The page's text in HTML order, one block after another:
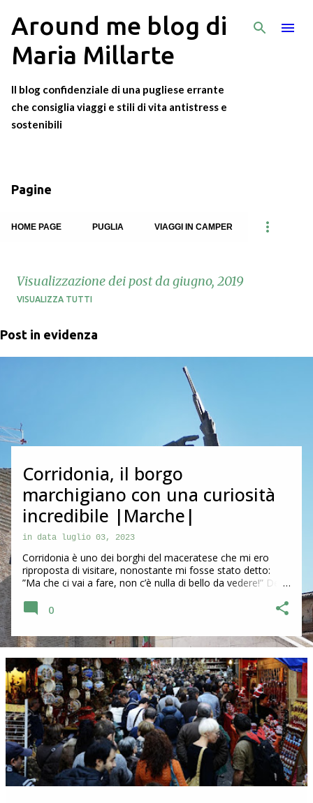
Passa ai contenuti principali
Around me blog di
Maria Millarte
Il blog confidenziale di una pugliese errante
che consiglia viaggi e stili di vita antistress e
sostenibili
Pagine
HOME PAGE PUGLIA VIAGGI IN CAMPER
Visualizzazione dei post da giugno, 2019
VISUALIZZA TUTTI
Post in evidenza
Corridonia, il borgo
marchigiano con una curiosità
incredibile |Marche|
in data luglio 03, 2023
Corridonia è uno dei borghi del maceratese che mi ero
riproposta di visitare, nonostante mi fosse stato detto:
”Ma che ci vai a fare, non c’è nulla di bello da vedere!” Devo
e quindi ha prevalso più di prima la curiosità di andare a
in questo post vi racconto la particolarità di Corridonia che
stupisce e che ha rappresentato per me la vera scoperta di
questo paese. Visita a Corridonia Corridonia si trova nelle
Marche in provincia di Macerata . Il borgo si incontra dopo
pochi chilometri, sulla sinistra, quando si percorre la Val di
Chienti che da Civitanova Marche va verso i Monti Sibillini.
Da lontano si può vedere il suo profilo con il campanile che
svetta al centro di una serie di case che si estendono su
un’altura. Dopo aver visitato parecchi borghi nel
maceratese che grosso modo si somigliano immaginavo
che anche Corridonia avesse il bel ce...
0